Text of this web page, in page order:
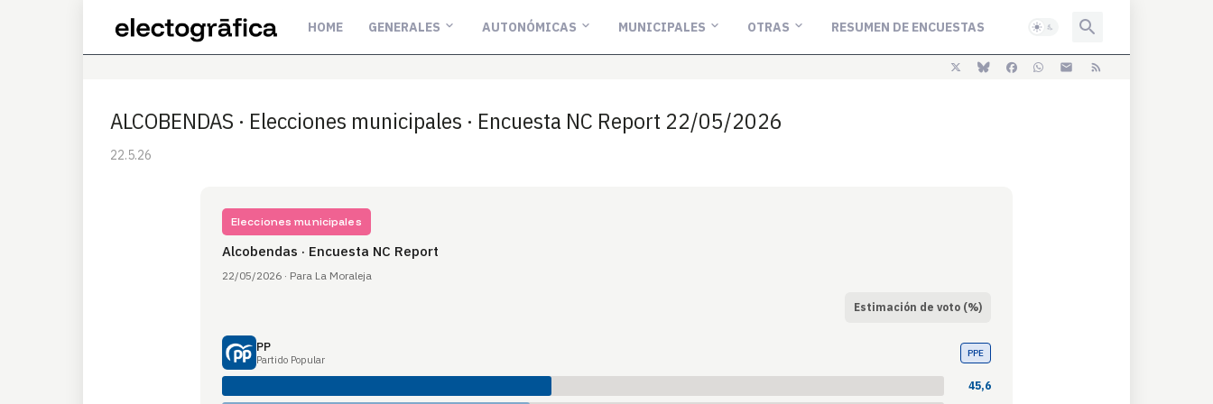
HOME GENERALES AUTONÓMICAS MUNICIPALES OTRAS RESUMEN DE ENCUESTAS
ALCOBENDAS · Elecciones municipales · Encuesta NC Report 22/05/2026
22.5.26
Elecciones municipales
Alcobendas · Encuesta NC Report
22/05/2026 · Para La Moraleja
Estimación de voto (%)
PP
Partido Popular
PPE
45,6